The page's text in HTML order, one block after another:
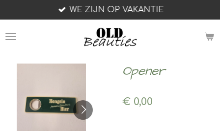
direct
naar
WE ZIJN OP VAKANTIE
Opener
€ 0,00